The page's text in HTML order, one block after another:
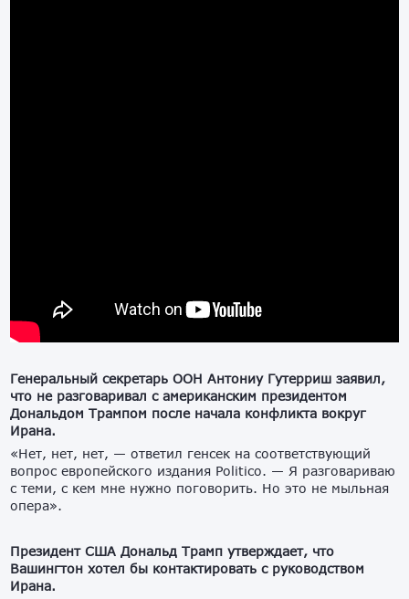
Генеральный секретарь ООН Антониу Гутерриш заявил,
что не разговаривал с американским президентом
Дональдом Трампом после начала конфликта вокруг
Ирана.
«Нет, нет, нет, — ответил генсек на соответствующий
вопрос европейского издания Politico. — Я разговариваю
с теми, с кем мне нужно поговорить. Но это не мыльная
опера».
Президент США Дональд Трамп утверждает, что
Вашингтон хотел бы контактировать с руководством
Ирана.